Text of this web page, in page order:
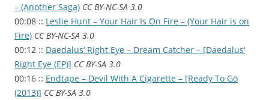
– (Another Saga) CC BY-NC-SA 3.0
00:08 :: Leslie Hunt – Your Hair Is On Fire – (Your Hair is on
Fire) CC BY-NC-SA 3.0
00:12 :: Daedalus‘ Right Eye – Dream Catcher – [Daedalus‘
Right Eye (EP)] CC BY-SA 3.0
00:16 :: Endtape – Devil With A Cigarette – [Ready To Go
(2013)] CC BY-SA 3.0